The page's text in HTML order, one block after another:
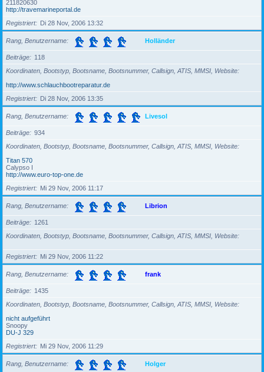
211820630
http://travemarineportal.de
Registriert
Di 28 Nov, 2006 13:32
Rang, Benutzername Holländer
Beiträge
118
Koordinaten, Bootstyp, Bootsname, Bootsnummer, Callsign, ATIS, MMSI, Website
http://www.schlauchbootreparatur.de
Registriert
Di 28 Nov, 2006 13:35
Rang, Benutzername Livesol
Beiträge
934
Koordinaten, Bootstyp, Bootsname, Bootsnummer, Callsign, ATIS, MMSI, Website
Titan 570
Calypso I
http://www.euro-top-one.de
Registriert
Mi 29 Nov, 2006 11:17
Rang, Benutzername Librion
Beiträge
1261
Koordinaten, Bootstyp, Bootsname, Bootsnummer, Callsign, ATIS, MMSI, Website
Registriert Mi 29 Nov, 2006 11:22
Rang, Benutzername frank
Beiträge
1435
Koordinaten, Bootstyp, Bootsname, Bootsnummer, Callsign, ATIS, MMSI, Website
nicht aufgeführt
Snoopy
DU-J 329
Registriert
Mi 29 Nov, 2006 11:29
Rang, Benutzername Holger